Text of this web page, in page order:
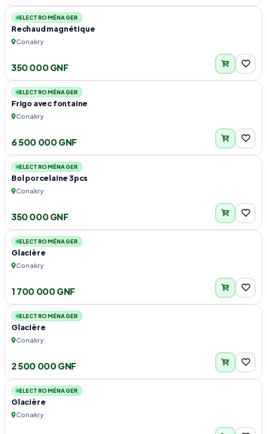
ELECTROMÉNAGER
Rechaud magnétique
Conakry
350 000 GNF
ELECTROMÉNAGER
Frigo avec fontaine
Conakry
6 500 000 GNF
ELECTROMÉNAGER
Bol porcelaine 3pcs
Conakry
350 000 GNF
ELECTROMÉNAGER
Glacière
Conakry
1 700 000 GNF
ELECTROMÉNAGER
Glacière
Conakry
2 500 000 GNF
ELECTROMÉNAGER
Glacière
Conakry